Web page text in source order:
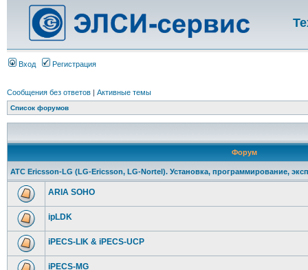
Вход Регистрация
Сообщения без ответов | Активные темы
Список форумов
Форум
АТС Ericsson-LG (LG-Ericsson, LG-Nortel). Установка, программирование,
ARIA SOHO
ipLDK
iPECS-LIK & iPECS-UCP
iPECS-MG